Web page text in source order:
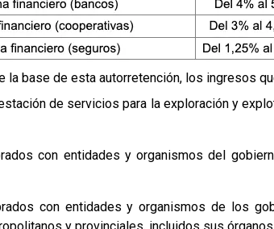
la base de esta autorretención, los ingresos
de servicios para la exploración y
con entidades y organismos del
con entidades y organismos de los